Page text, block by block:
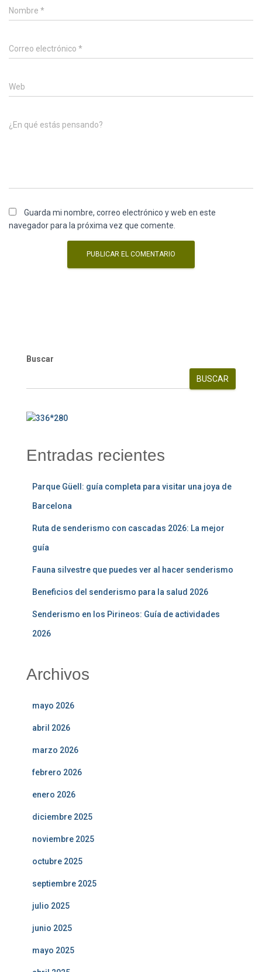
Nombre *
Correo electrónico *
Web
¿En qué estás pensando?
Guarda mi nombre, correo electrónico y web en este
navegador para la próxima vez que comente.
Buscar
BUSCAR
Entradas recientes
Parque Güell: guía completa para visitar una joya de
Barcelona
Ruta de senderismo con cascadas 2026: La mejor
guía
Fauna silvestre que puedes ver al hacer senderismo
Beneficios del senderismo para la salud 2026
Senderismo en los Pirineos: Guía de actividades
2026
Archivos
mayo 2026
abril 2026
marzo 2026
febrero 2026
enero 2026
diciembre 2025
noviembre 2025
octubre 2025
septiembre 2025
julio 2025
junio 2025
mayo 2025